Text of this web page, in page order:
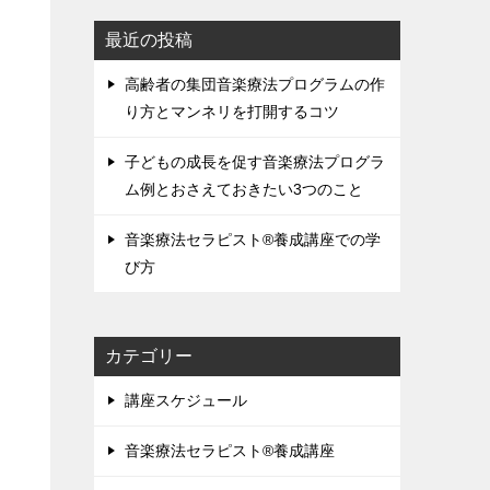
最近の投稿
高齢者の集団音楽療法プログラムの作
り方とマンネリを打開するコツ
子どもの成長を促す音楽療法プログラ
ム例とおさえておきたい3つのこと
音楽療法セラピスト®養成講座での学
び方
カテゴリー
講座スケジュール
音楽療法セラピスト®養成講座